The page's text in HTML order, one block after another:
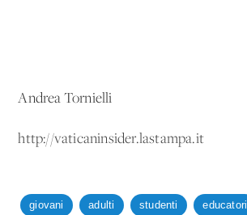
Andrea Tornielli
http://vaticaninsider.lastampa.it
giovani adulti studenti educatori